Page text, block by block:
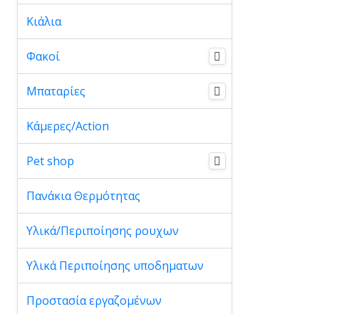
Κιάλια
Φακοί
Μπαταρίες
Κάμερες/Action
Pet shop
Πανάκια Θερμότητας
Υλικά/Περιποίησης ρουχων
Υλικά Περιποίησης υποδηματων
Προστασία εργαζομένων